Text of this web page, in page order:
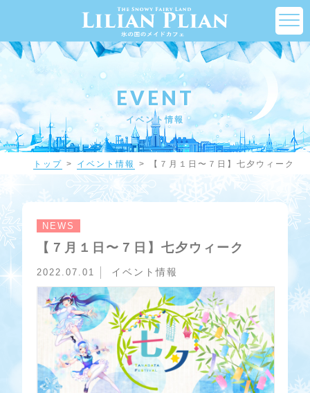
EVENT
イベント情報
トップ イベント情報 【７月１日〜７日】七夕ウィーク
NEWS
【７月１日〜７日】七夕ウィーク
2022.07.01 イベント情報